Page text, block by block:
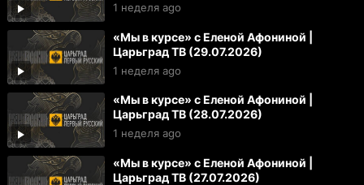
1 неделя ago
«Мы в курсе» с Еленой Афониной |
Царьград ТВ (29.07.2026)
1 неделя ago
«Мы в курсе» с Еленой Афониной |
Царьград ТВ (28.07.2026)
1 неделя ago
«Мы в курсе» с Еленой Афониной |
Царьград ТВ (27.07.2026)